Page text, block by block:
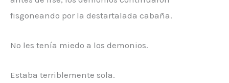
fisgoneando por la destartalada cabaña.
No les tenía miedo a los demonios.
Estaba terriblemente sola.